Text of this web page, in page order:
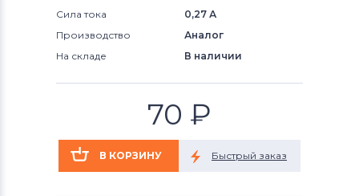
Сила тока
0,27 А
Производство
Аналог
На складе
В наличии
70 ₽